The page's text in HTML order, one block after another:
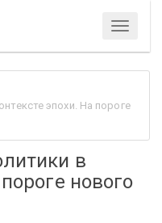
Меню
эпохи. На пороге
в
нового